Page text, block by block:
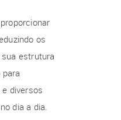
os
estrutura
diversos
dia a dia.